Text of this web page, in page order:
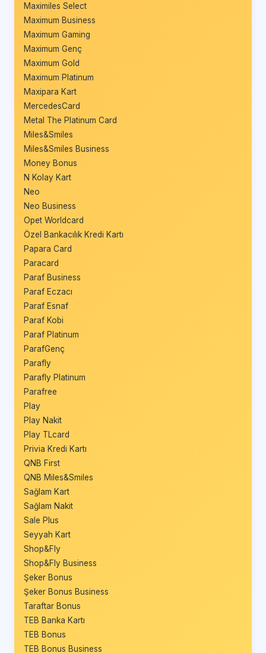
Maximiles Select
Maximum Business
Maximum Gaming
Maximum Genç
Maximum Gold
Maximum Platinum
Maxipara Kart
MercedesCard
Metal The Platinum Card
Miles&Smiles
Miles&Smiles Business
Money Bonus
N Kolay Kart
Neo
Neo Business
Opet Worldcard
Özel Bankacılık Kredi Kartı
Papara Card
Paracard
Paraf Business
Paraf Eczacı
Paraf Esnaf
Paraf Kobi
Paraf Platinum
ParafGenç
Parafly
Parafly Platinum
Parafree
Play
Play Nakit
Play TLcard
Privia Kredi Kartı
QNB First
QNB Miles&Smiles
Sağlam Kart
Sağlam Nakit
Sale Plus
Seyyah Kart
Shop&Fly
Shop&Fly Business
Şeker Bonus
Şeker Bonus Business
Taraftar Bonus
TEB Banka Kartı
TEB Bonus
TEB Bonus Business